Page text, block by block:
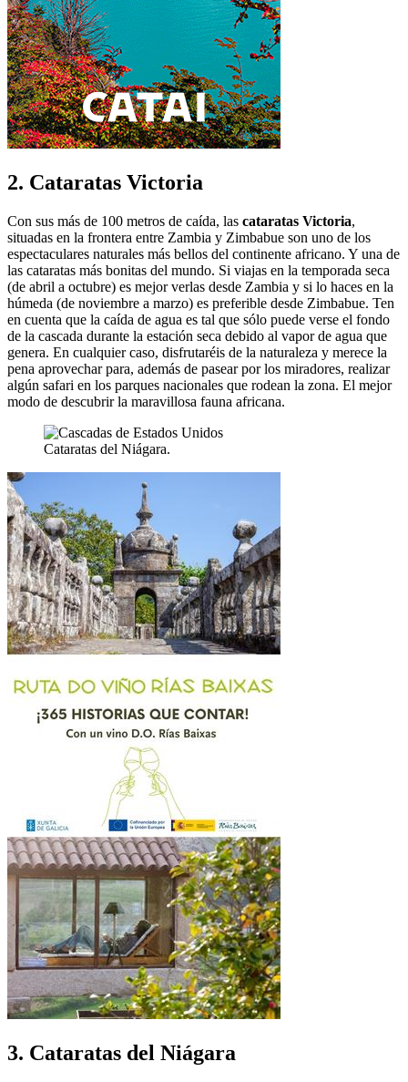
2. Cataratas Victoria
Con sus más de 100 metros de caída, las cataratas Victoria,
situadas en la frontera entre Zambia y Zimbabue son uno de los
espectaculares naturales más bellos del continente africano. Y una de
las cataratas más bonitas del mundo. Si viajas en la temporada seca
(de abril a octubre) es mejor verlas desde Zambia y si lo haces en la
húmeda (de noviembre a marzo) es preferible desde Zimbabue. Ten
en cuenta que la caída de agua es tal que sólo puede verse el fondo
de la cascada durante la estación seca debido al vapor de agua que
genera. En cualquier caso, disfrutaréis de la naturaleza y merece la
pena aprovechar para, además de pasear por los miradores, realizar
algún safari en los parques nacionales que rodean la zona. El mejor
modo de descubrir la maravillosa fauna africana.
Cataratas del Niágara.
3. Cataratas del Niágara